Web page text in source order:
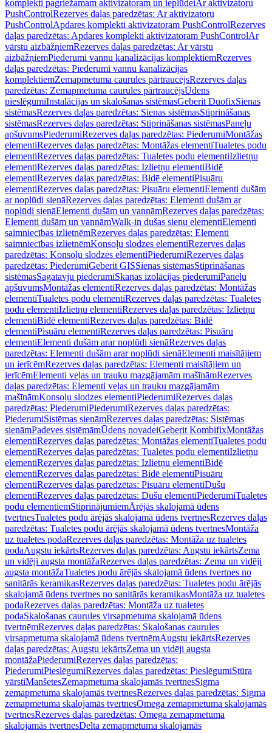
komplekti pagriežamam aktivizatoram un ieplūdeiAr aktivizatoru
PushControlRezerves daļas paredzētas: Ar aktivizatoru
PushControlApdares komplekti aktivizatoram PushControlRezerves
daļas paredzētas: Apdares komplekti aktivizatoram PushControlAr
vārstu aizbāžņiemRezerves daļas paredzētas: Ar vārstu
aizbāžņiemPiederumi vannu kanalizācijas komplektiemRezerves
daļas paredzētas: Piederumi vannu kanalizācijas
komplektiemZemapmetuma caurules pārtraucējsRezerves daļas
paredzētas: Zemapmetuma caurules pārtraucējsŪdens
pieslēgumiInstalācijas un skalošanas sistēmasGeberit DuofixSienas
sistēmasRezerves daļas paredzētas: Sienas sistēmasStiprināšanas
sistēmasRezerves daļas paredzētas: Stiprināšanas sistēmasPaneļu
apšuvumsPiederumiRezerves daļas paredzētas: PiederumiMontāžas
elementiRezerves daļas paredzētas: Montāžas elementiTualetes podu
elementiRezerves daļas paredzētas: Tualetes podu elementiIzlietņu
elementiRezerves daļas paredzētas: Izlietņu elementiBidē
elementiRezerves daļas paredzētas: Bidē elementiPisuāru
elementiRezerves daļas paredzētas: Pisuāru elementiElementi dušām
ar noplūdi sienāRezerves daļas paredzētas: Elementi dušām ar
noplūdi sienāElementi dušām un vannāmRezerves daļas paredzētas:
Elementi dušām un vannāmWalk-in dušas sienu elementiElementi
saimniecības izlietnēmRezerves daļas paredzētas: Elementi
saimniecības izlietnēmKonsoļu slodzes elementiRezerves daļas
paredzētas: Konsoļu slodzes elementiPiederumiRezerves daļas
paredzētas: PiederumiGeberit GISSienas sistēmasStiprināšanas
sistēmasSagatavju piederumiSkaņas izolācijas piederumiPaneļu
apšuvumsMontāžas elementiRezerves daļas paredzētas: Montāžas
elementiTualetes podu elementiRezerves daļas paredzētas: Tualetes
podu elementiIzlietņu elementiRezerves daļas paredzētas: Izlietņu
elementiBidē elementiRezerves daļas paredzētas: Bidē
elementiPisuāru elementiRezerves daļas paredzētas: Pisuāru
elementiElementi dušām arar noplūdi sienāRezerves daļas
paredzētas: Elementi dušām arar noplūdi sienāElementi maisītājiem
un ierīcēmRezerves daļas paredzētas: Elementi maisītājiem un
ierīcēmElementi veļas un trauku mazgājamām mašīnāmRezerves
daļas paredzētas: Elementi veļas un trauku mazgājamām
mašīnāmKonsoļu slodzes elementiPiederumiRezerves daļas
paredzētas: PiederumiPiederumiRezerves daļas paredzētas:
PiederumiSistēmas sienāmRezerves daļas paredzētas: Sistēmas
sienāmPadeves sistēmāmŪdens novadeiGeberit KombifixMontāžas
elementiRezerves daļas paredzētas: Montāžas elementiTualetes podu
elementiRezerves daļas paredzētas: Tualetes podu elementiIzlietņu
elementiRezerves daļas paredzētas: Izlietņu elementiBidē
elementiRezerves daļas paredzētas: Bidē elementiPisuāru
elementiRezerves daļas paredzētas: Pisuāru elementiDušu
elementiRezerves daļas paredzētas: Dušu elementiPiederumiTualetes
podu elementiemStiprinājumiemĀrējās skalojamā ūdens
tvertnesTualetes podu ārējās skalojamā ūdens tvertnesRezerves daļas
paredzētas: Tualetes podu ārējās skalojamā ūdens tvertnesMontāža
uz tualetes podaRezerves daļas paredzētas: Montāža uz tualetes
podaAugstu iekārtsRezerves daļas paredzētas: Augstu iekārtsZema
un vidēji augsta montāžaRezerves daļas paredzētas: Zema un vidēji
augsta montāžaTualetes podu ārējās skalojamā ūdens tvertnes no
sanitārās keramikasRezerves daļas paredzētas: Tualetes podu ārējās
skalojamā ūdens tvertnes no sanitārās keramikasMontāža uz tualetes
podaRezerves daļas paredzētas: Montāža uz tualetes
podaSkalošanas caurules virsapmetuma skalojamā ūdens
tvertnēmRezerves daļas paredzētas: Skalošanas caurules
virsapmetuma skalojamā ūdens tvertnēmAugstu iekārtsRezerves
daļas paredzētas: Augstu iekārtsZema un vidēji augsta
montāžaPiederumiRezerves daļas paredzētas:
PiederumiPieslēgumiRezerves daļas paredzētas: PieslēgumiStūra
vārstiManšetesZemapmetuma skalojamās tvertnesSigma
zemapmetuma skalojamās tvertnesRezerves daļas paredzētas: Sigma
zemapmetuma skalojamās tvertnesOmega zemapmetuma skalojamās
tvertnesRezerves daļas paredzētas: Omega zemapmetuma
skalojamās tvertnesDelta zemapmetuma skalojamās